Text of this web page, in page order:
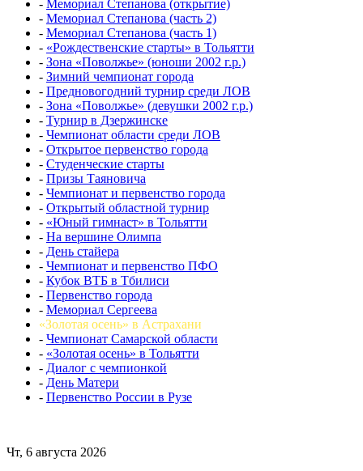
- Мемориал Степанова (открытие)
- Мемориал Степанова (часть 2)
- Мемориал Степанова (часть 1)
- «Рождественские старты» в Тольятти
- Зона «Поволжье» (юноши 2002 г.р.)
- Зимний чемпионат города
- Предновогодний турнир среди ЛОВ
- Зона «Поволжье» (девушки 2002 г.р.)
- Турнир в Дзержинске
- Чемпионат области среди ЛОВ
- Открытое первенство города
- Студенческие старты
- Призы Таяновича
- Чемпионат и первенство города
- Открытый областной турнир
- «Юный гимнаст» в Тольятти
- На вершине Олимпа
- День стайера
- Чемпионат и первенство ПФО
- Кубок ВТБ в Тбилиси
- Первенство города
- Мемориал Сергеева
«Золотая осень» в Астрахани
- Чемпионат Самарской области
- «Золотая осень» в Тольятти
- Диалог с чемпионкой
- День Матери
- Первенство России в Рузе
Чт, 6 августа 2026